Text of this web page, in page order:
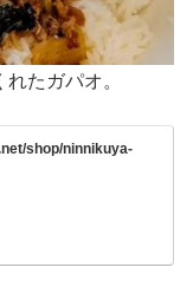
たガパオ。
shop/ninnikuya-